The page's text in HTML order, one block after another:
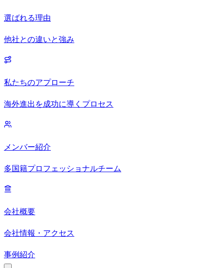
選ばれる理由
他社との違いと強み
私たちのアプローチ
海外進出を成功に導くプロセス
メンバー紹介
多国籍プロフェッショナルチーム
会社概要
会社情報・アクセス
事例紹介